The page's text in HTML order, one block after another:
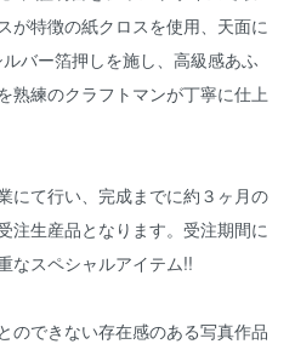
が特徴の紙クロスを使用、天面に
バー箔押しを施し、高級感あふ
熟練のクラフトマンが丁寧に仕上
にて行い、完成までに約３ヶ月の
注生産品となります。受注期間に
なスペシャルアイテム!!
のできない存在感のある写真作品